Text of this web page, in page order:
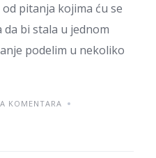
pitanja kojima ću se
bi stala u jednom
podelim u nekoliko
KOMENTARA
ili